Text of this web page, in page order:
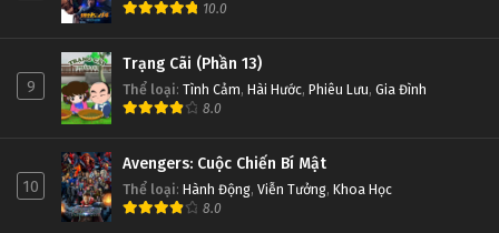
10.0
9
Trạng Cãi (Phần 13)
Thể loại: Tình Cảm, Hài Hước, Phiêu Lưu, Gia Đình
8.0
10
Avengers: Cuộc Chiến Bí Mật
Thể loại: Hành Động, Viễn Tưởng, Khoa Học
8.0